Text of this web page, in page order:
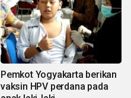
Pemkot Yogyakarta berikan
vaksin HPV perdana pada